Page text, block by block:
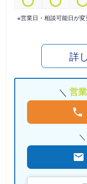
※営業日・相談可能日が
詳
営